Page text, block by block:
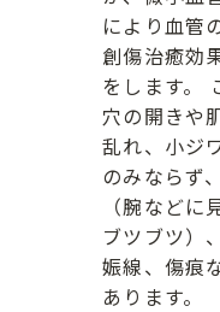
により血管
創傷治癒効
をします。
穴の開きや
乱れ、小ジ
のみならず
（腕など
ブツブツ）
娠線、傷痕
あります。